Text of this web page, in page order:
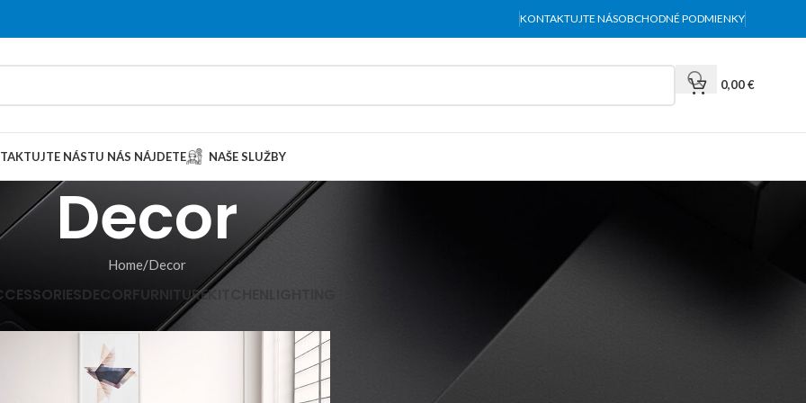
KONTAKTUJTE NÁSOBCHODNÉ PODMIENKY
0,00€
NÁSTU NÁS NÁJDETE NAŠE SLUŽBY
Decor
Home Decor
DECOR FURNITUREKITCHEN